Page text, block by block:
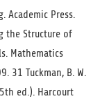
Academic Press.
the Structure of
Mathematics
31 Tuckman, B. W.
ed.). Harcourt